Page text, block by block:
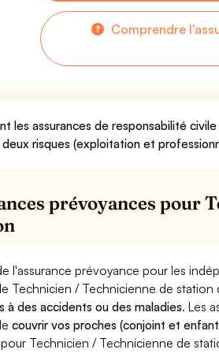
Comprendre
les assurances de responsabilité
risques (exploitation et
prévoyances pour
l'assurance prévoyance pour les
Technicien / Technicienne de
à des accidents ou des maladies. Les
couvrir vos proches (conjoint et
Technicien / Technicienne de